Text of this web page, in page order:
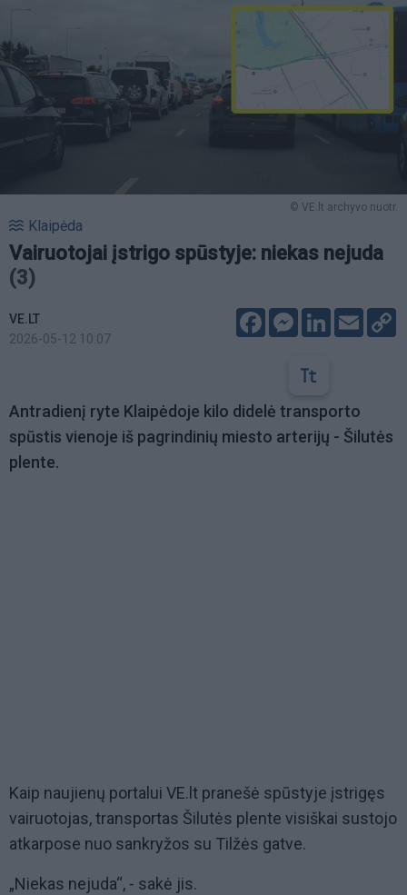
© VE.lt archyvo nuotr.
Klaipėda
Vairuotojai įstrigo spūstyje: niekas nejuda
(3)
VE.LT
2026-05-12 10:07
FacebookMessenger
LinkedIn
Email
Antradienį ryte Klaipėdoje kilo didelė transporto
spūstis vienoje iš pagrindinių miesto arterijų - Šilutės
plente.
Kaip naujienų portalui VE.lt pranešė spūstyje įstrigęs
vairuotojas, transportas Šilutės plente visiškai sustojo
atkarpose nuo sankryžos su Tilžės gatve.
„Niekas nejuda“, - sakė jis.